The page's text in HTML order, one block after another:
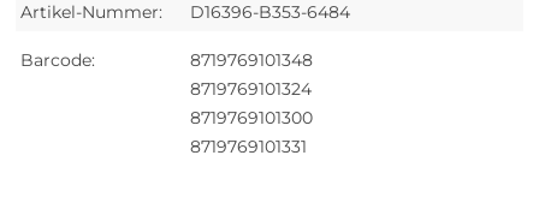
Artikel-Nummer: D16396-B353-6484
Barcode:
8719769101348
8719769101324
8719769101300
8719769101331